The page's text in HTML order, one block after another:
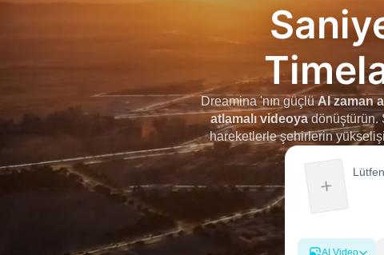
Dreamina 'nın güçlüAI zaman
atlamalı videoyadönüştürün.
hareketlerle şehirlerin
medya, hikaye anlatımı veya
sadece
AI Video